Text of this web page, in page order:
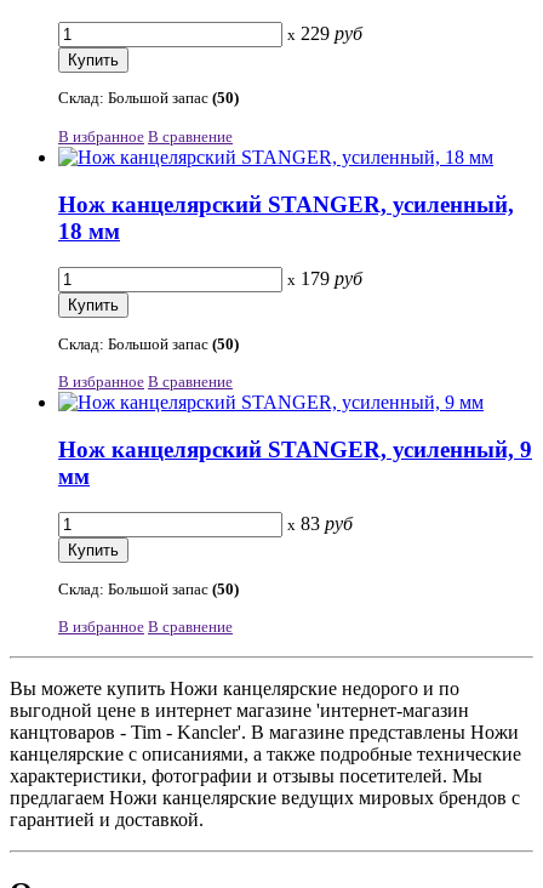
x 229 руб
Склад: Большой запас (50)
В избранное В сравнение
Нож канцелярский STANGER, усиленный,
18 мм
x 179 руб
Склад: Большой запас (50)
В избранное В сравнение
Нож канцелярский STANGER, усиленный, 9
мм
x 83 руб
Склад: Большой запас (50)
В избранное В сравнение
Вы можете купить Ножи канцелярские недорого и по
выгодной цене в интернет магазине 'интернет-магазин
канцтоваров - Tim - Kancler'. В магазине представлены Ножи
канцелярские с описаниями, а также подробные технические
характеристики, фотографии и отзывы посетителей. Мы
предлагаем Ножи канцелярские ведущих мировых брендов с
гарантией и доставкой.